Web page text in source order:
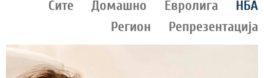
Сите Домашно Евролига
НБА
Регион
Репрезентација